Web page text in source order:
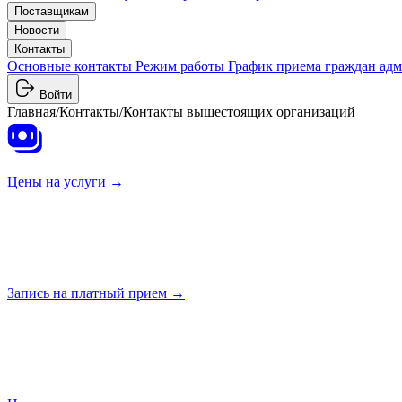
Поставщикам
Новости
Контакты
Основные контакты Режим работы График приема граждан
Войти
Главная/Контакты/Контакты вышестоящих организаций
Цены на услуги →
Запись на платный прием →